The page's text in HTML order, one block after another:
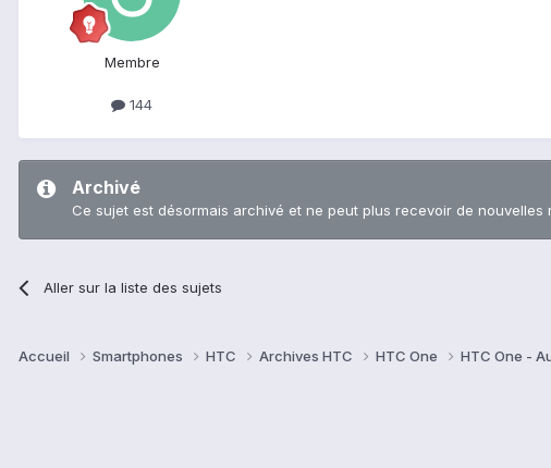
Membre
144
Archivé
Ce sujet est désormais archivé et ne peut plus recevoir de nouvelles
Aller sur la liste des sujets
Accueil Smartphones HTC Archives HTC HTC One HTC One -